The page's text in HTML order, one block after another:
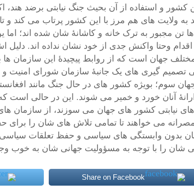
کشور و استفاده از آن بحیث جنگ نیابتی برضد هند،
ولایت های هم مرز با این کشور پرتاب می کند و
تن مجبور به ترک خانه و کاشانۀ شان شده اند؛
وحتا واکنش جدی از خود نشان نداده اند.
جهان است که از روابط پیچیدۀ این سازمان
تصمیم گیری های یک جانبۀ سازمان شورای
سوم؛ بویژه کشور های در حال جنگ مانند
آنان خورد و خمیر می شوند. این در حالی
نیابتی کشور های جهان می سوزند، از سازمان
می خواهند تا تمامی تلاش های شان را برای
بدون وابستگی های سیاسی و حفظ تعلقات سیاسی
شان را با توجه به مسؤولیت جهانی شان به خوب
Share on Facebook